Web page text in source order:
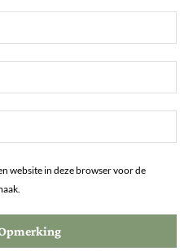
website in deze browser voor de